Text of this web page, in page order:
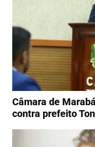
Câmara de
contra prefeito